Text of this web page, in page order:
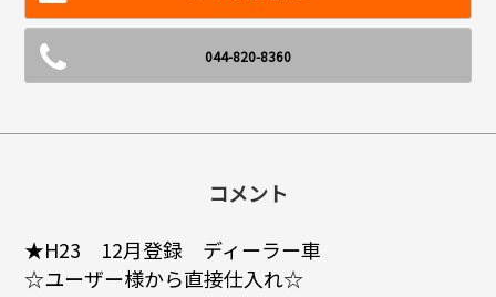
044-820-8360
コメント
★H23 12月登録 ディーラー車
☆ユーザー様から直接仕入れ☆